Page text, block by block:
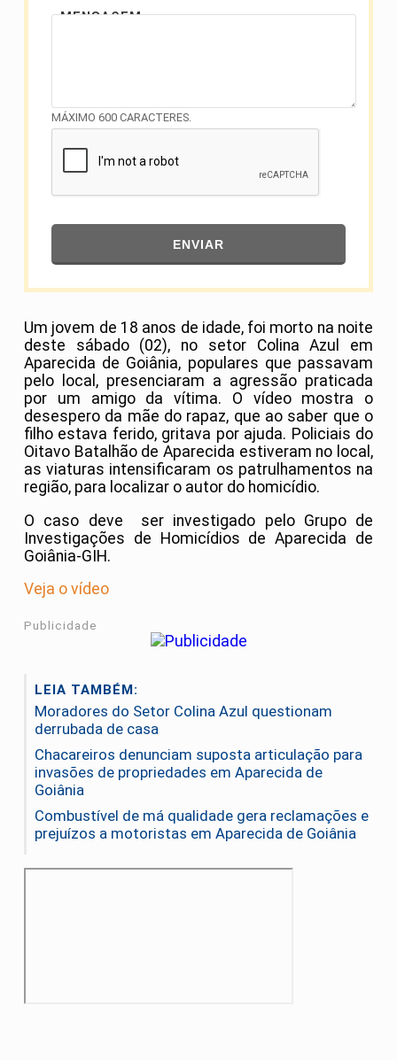
MENSAGEM
MÁXIMO 600 CARACTERES.
ENVIAR
Um jovem de 18 anos de idade, foi morto na noite
deste sábado (02), no setor Colina Azul em
Aparecida de Goiânia, populares que passavam
pelo local, presenciaram a agressão praticada
por um amigo da vítima. O vídeo mostra o
desespero da mãe do rapaz, que ao saber que o
filho estava ferido, gritava por ajuda. Policiais do
Oitavo Batalhão de Aparecida estiveram no local,
as viaturas intensificaram os patrulhamentos na
região, para localizar o autor do homicídio.
O caso deve ser investigado pelo Grupo de
Investigações de Homicídios de Aparecida de
Goiânia-GIH.
Veja o vídeo
Publicidade
LEIA TAMBÉM:
Moradores do Setor Colina Azul questionam
derrubada de casa
Chacareiros denunciam suposta articulação para
invasões de propriedades em Aparecida de
Goiânia
Combustível de má qualidade gera reclamações e
prejuízos a motoristas em Aparecida de Goiânia